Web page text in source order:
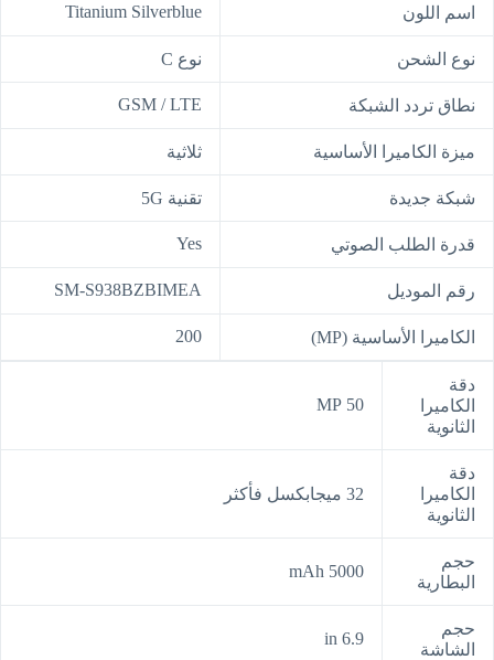
اسم اللون Titanium Silverblue
نوع الشحن نوع C
نطاق تردد الشبكة GSM / LTE
ميزة الكاميرا الأساسية ثلاثية
شبكة جديدة تقنية 5G
قدرة الطلب الصوتي Yes
رقم الموديل SM-S938BZBIMEA
الكاميرا الأساسية (MP) 200
دقة
الكاميرا
الثانوية
50 MP
دقة
الكاميرا
الثانوية
32 ميجابكسل فأكثر
حجم
البطارية
5000 mAh
حجم
الشاشة
6.9 in